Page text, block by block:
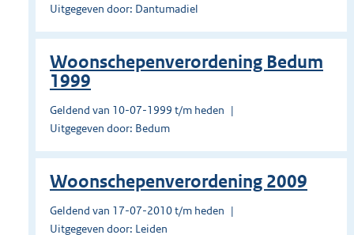
Uitgegeven door: Dantumadiel
Woonschepenverordening Bedum
1999
Geldend van 10-07-1999 t/m heden
Uitgegeven door: Bedum
Woonschepenverordening 2009
Geldend van 17-07-2010 t/m heden
Uitgegeven door: Leiden